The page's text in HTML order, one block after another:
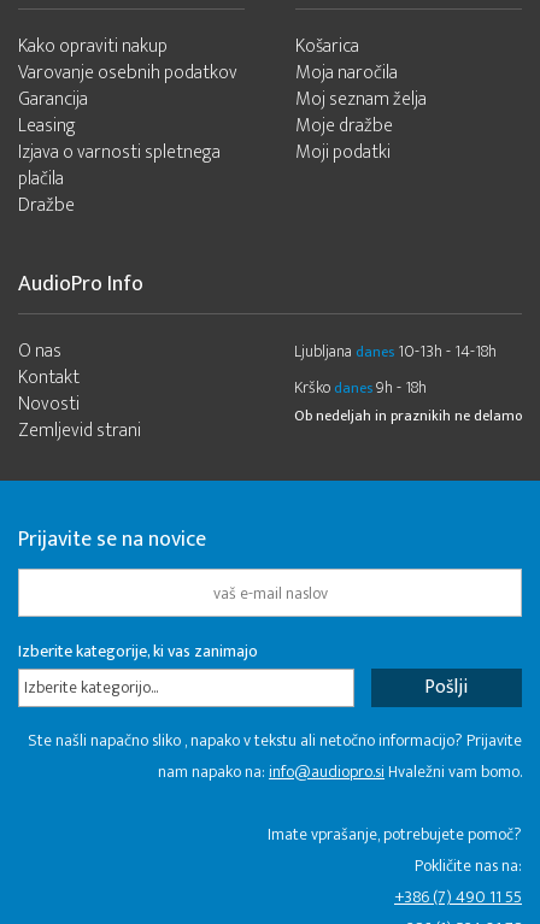
Kako opraviti nakup
Varovanje osebnih podatkov
Garancija
Leasing
Izjava o varnosti spletnega
plačila
Dražbe
Košarica
Moja naročila
Moj seznam želja
Moje dražbe
Moji podatki
AudioPro Info
O nas
Kontakt
Novosti
Zemljevid strani
Ljubljana danes 10-13h - 14-18h
Krško danes9h - 18h
Ob nedeljah in praznikih ne delamo
Prijavite se na novice
Izberite kategorije, ki vas zanimajo
Izberite kategorijo...
Ste našli napačno sliko , napako v tekstu ali netočno informacijo? Prijavite
nam napako na:info@audiopro.siHvaležni vam bomo.
Imate vprašanje, potrebujete pomoč?
Pokličite nas na:
+386 (7) 490 11 55